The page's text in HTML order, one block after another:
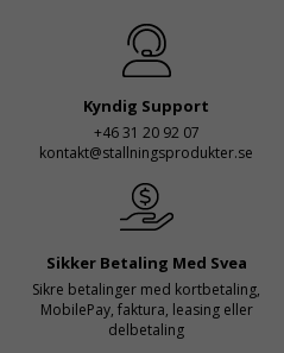
rullställningar, med s
Kyndig Support
+46 31 20 92 07
kontakt@stallningsprodukter.se
Sikker Betaling Med Svea
Sikre betalinger med kortbetaling,
MobilePay, faktura, leasing eller
delbetaling